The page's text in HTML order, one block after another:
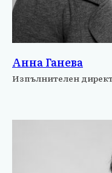
Анна Ганева
Изпълнителен